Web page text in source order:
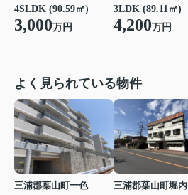
4SLDK (90.59㎡)
3,000万円
3LDK (89.11㎡)
4,200万円
よく見られている物件
三浦郡葉山町一色
三浦郡葉山町堀内